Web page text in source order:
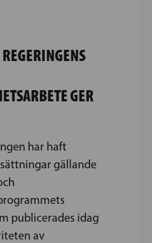
GER
har haft
gällande
publicerades idag
av